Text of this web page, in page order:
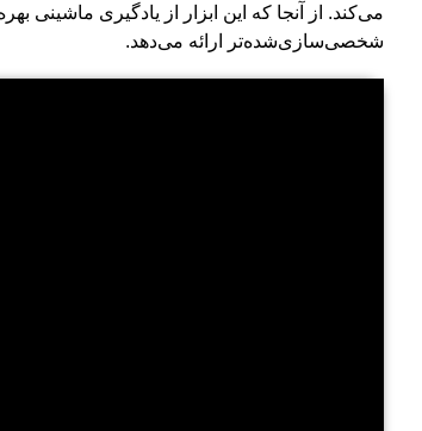
می‌کند. از آنجا که این ابزار از یادگیری ماشینی
شخصی‌سازی‌شده‌تر ارائه می‌دهد.